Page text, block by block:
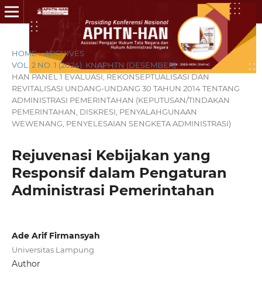
HOME / ARCHIVES
VOL. 2 NO. 1 (2024): KNAPHTN (DESEMBER) /
HAN PANEL 1 EVALUASI, REKONSEPTUALISASI DAN
REVITALISASI UNDANG-UNDANG 30 TAHUN 2014 TENTANG
ADMINISTRASI PEMERINTAHAN (KEPUTUSAN/TINDAKAN
PEMERINTAHAN, DISKRESI, PENYALAHGUNAAN
WEWENANG, PENYELESAIAN SENGKETA ADMINISTRASI)
Rejuvenasi Kebijakan yang
Responsif dalam Pengaturan
Administrasi Pemerintahan
Ade Arif Firmansyah
Universitas Lampung
Author